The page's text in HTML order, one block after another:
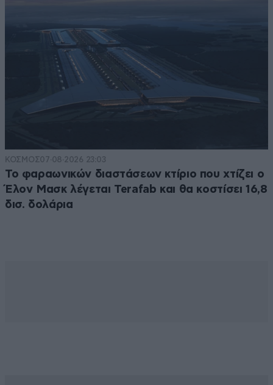
ΚΟΣΜΟΣ07·08·2026 23:03
Το φαραωνικών διαστάσεων κτίριο που χτίζει ο
Έλον Μασκ λέγεται Terafab και θα κοστίσει 16,8
δισ. δολάρια